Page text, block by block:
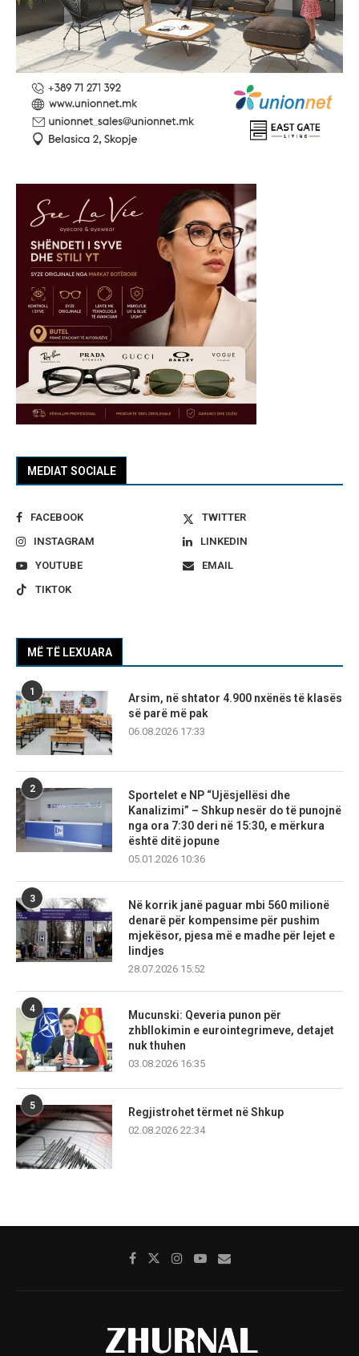
MEDIAT SOCIALE
FACEBOOK
TWITTER
INSTAGRAM
LINKEDIN
YOUTUBE
EMAIL
TIKTOK
MË TË LEXUARA
1
Arsim, në shtator 4.900 nxënës të klasës
së parë më pak
06.08.2026 17:33
2
Sportelet e NP “Ujësjellësi dhe
Kanalizimi” – Shkup nesër do të punojnë
nga ora 7:30 deri në 15:30, e mërkura
është ditë jopune
05.01.2026 10:36
3
Në korrik janë paguar mbi 560 milionë
denarë për kompensime për pushim
mjekësor, pjesa më e madhe për lejet e
lindjes
28.07.2026 15:52
4
Mucunski: Qeveria punon për
zhbllokimin e eurointegrimeve, detajet
nuk thuhen
03.08.2026 16:35
5
Regjistrohet tërmet në Shkup
02.08.2026 22:34